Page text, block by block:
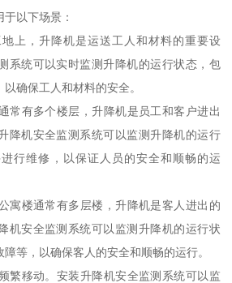
以下场景：
上，升降机是运送工人和材料的重要设
系统可以实时监测升降机的运行状态，包
确保工人和材料的安全。
常有多个楼层，升降机是员工和客户进出
降机安全监测系统可以监测升降机的运行
行维修，以保证人员的安全和顺畅的运
寓楼通常有多层楼，升降机是客人进出的
机安全监测系统可以监测升降机的运行状
等，以确保客人的安全和顺畅的运行。
繁移动。安装升降机安全监测系统可以监